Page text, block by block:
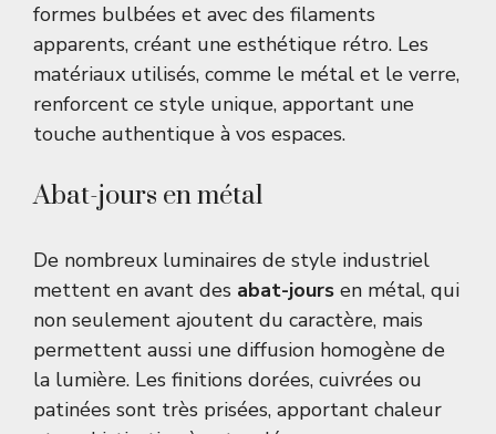
formes bulbées et avec des filaments
apparents, créant une esthétique rétro. Les
matériaux utilisés, comme le métal et le verre,
renforcent ce style unique, apportant une
touche authentique à vos espaces.
Abat-jours en métal
De nombreux luminaires de style industriel
mettent en avant des abat-jours en métal, qui
non seulement ajoutent du caractère, mais
permettent aussi une diffusion homogène de
la lumière. Les finitions dorées, cuivrées ou
patinées sont très prisées, apportant chaleur